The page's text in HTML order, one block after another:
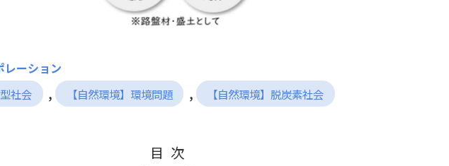
レーション
社会 , 【自然環境】環境問題 , 【自然環境】脱炭素社会
目次